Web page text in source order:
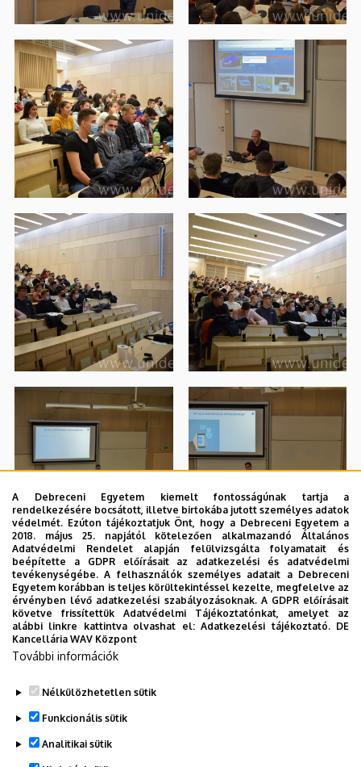
A Debreceni Egyetem kiemelt fontosságúnak tartja a
rendelkezésére bocsátott, illetve birtokába jutott személyes adatok
védelmét. Ezúton tájékoztatjuk Önt, hogy a Debreceni Egyetem a
2018. május 25. napjától kötelezően alkalmazandó Általános
Adatvédelmi Rendelet alapján felülvizsgálta folyamatait és
beépítette a GDPR előírásait az adatkezelési és adatvédelmi
tevékenységébe. A felhasználók személyes adatait a Debreceni
Egyetem korábban is teljes körültekintéssel kezelte, megfelelve az
érvényben lévő adatkezelési szabályozásoknak. A GDPR előírásait
követve frissítettük Adatvédelmi Tájékoztatónkat, amelyet az
alábbi linkre kattintva olvashat el:Adatkezelési tájékoztató. DE
Kancellária WAV Központ
További információk
Nélkülözhetetlen sütik
Funkcionális sütik
Analitikai sütik